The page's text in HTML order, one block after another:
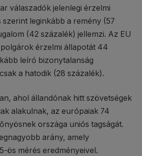
válaszadók jelenlegi érzelmi
leginkább a remény (57
(42 százalék) jellemzi. Az EU
érzelmi állapotát 44
leíró bizonytalanság
a hatodik (28 százalék).
ahol állandónak hitt szövetségek
alakulnak, az európaiak 74
országa uniós tagságát.
arány, amely
ös mérés eredményeivel.